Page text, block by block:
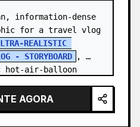
information-dense
for a travel vlog
REALISTIC
- STORYBOARD
,
hot-air-balloon
AGORA